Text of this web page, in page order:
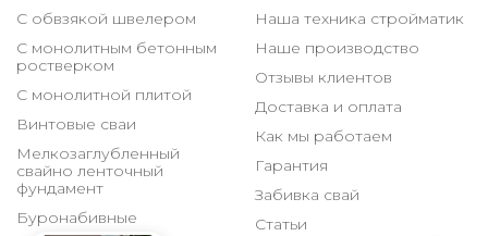
С обвзякой швелером
С монолитным бетонным
ростверком
С монолитной плитой
Винтовые сваи
Мелкозаглубленный
свайно ленточный
фундамент
Буронабивные
Наша техника стройматик
Наше производство
Отзывы клиентов
Доставка и оплата
Как мы работаем
Гарантия
Забивка свай
Статьи